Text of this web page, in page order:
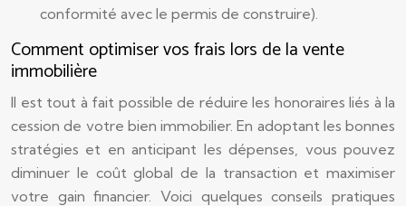
conformité avec le permis de construire).
Comment optimiser vos frais lors de la vente
immobilière
Il est tout à fait possible de réduire les honoraires liés à la
cession de votre bien immobilier. En adoptant les bonnes
stratégies et en anticipant les dépenses, vous pouvez
diminuer le coût global de la transaction et maximiser
votre gain financier. Voici quelques conseils pratiques